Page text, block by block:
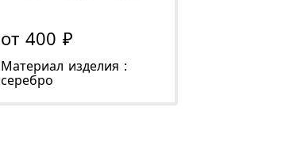
от 400 ₽
Материал изделия :
серебро